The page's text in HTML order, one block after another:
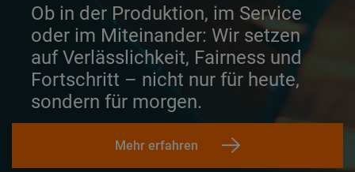
Ob in der Produktion, im Service
oder im Miteinander: Wir setzen
auf Verlässlichkeit, Fairness und
Fortschritt – nicht nur für heute,
sondern für morgen.
Mehr erfahren